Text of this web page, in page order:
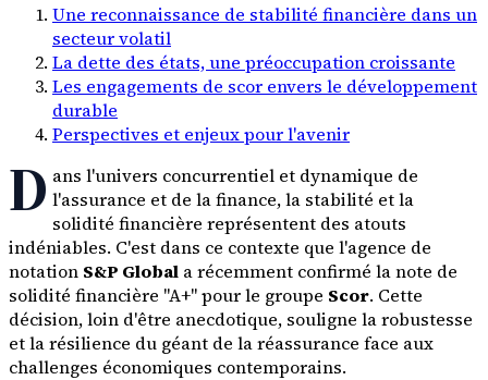
Une reconnaissance de stabilité financière dans un
secteur volatil
La dette des états, une préoccupation croissante
Les engagements de scor envers le développement
durable
Perspectives et enjeux pour l'avenir
D ans l'univers concurrentiel et dynamique de
l'assurance et de la finance, la stabilité et la
solidité financière représentent des atouts
indéniables. C'est dans ce contexte que l'agence de
notation S&P Global a récemment confirmé la note de
solidité financière "A+" pour le groupe Scor. Cette
décision, loin d'être anecdotique, souligne la robustesse
et la résilience du géant de la réassurance face aux
challenges économiques contemporains.